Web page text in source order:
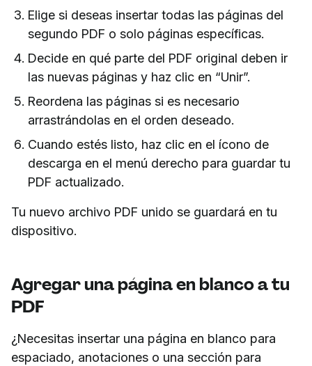
Elige si deseas insertar todas las páginas del
segundo PDF o solo páginas específicas.
Decide en qué parte del PDF original deben ir
las nuevas páginas y haz clic en “Unir”.
Reordena las páginas si es necesario
arrastrándolas en el orden deseado.
Cuando estés listo, haz clic en el ícono de
descarga en el menú derecho para guardar tu
PDF actualizado.
Tu nuevo archivo PDF unido se guardará en tu
dispositivo.
Agregar una página en blanco a tu
PDF
¿Necesitas insertar una página en blanco para
espaciado, anotaciones o una sección para